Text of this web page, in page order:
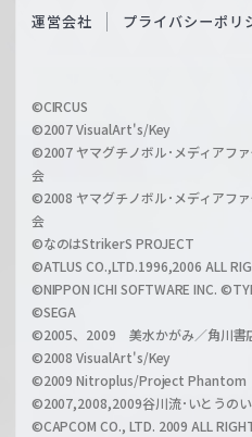
c
a
r
z
O
i
l
h
a
n
l
運営会社 プライバシーポリ
©CIRCUS
©2007 VisualArt's/Key
©2007 ヤマグチノボル･メディアフ
会
©2008 ヤマグチノボル･メディアフ
会
©なのはStrikerS PROJECT
©ATLUS CO.,LTD.1996,2006 ALL
©NIPPON ICHI SOFTWARE INC.
©SEGA
©2005、2009 美水かがみ／角川書
©2008 VisualArt's/Key
©2009 Nitroplus/Project Phantom
©2007,2008,2009谷川流･いとうの
©CAPCOM CO., LTD. 2009 ALL